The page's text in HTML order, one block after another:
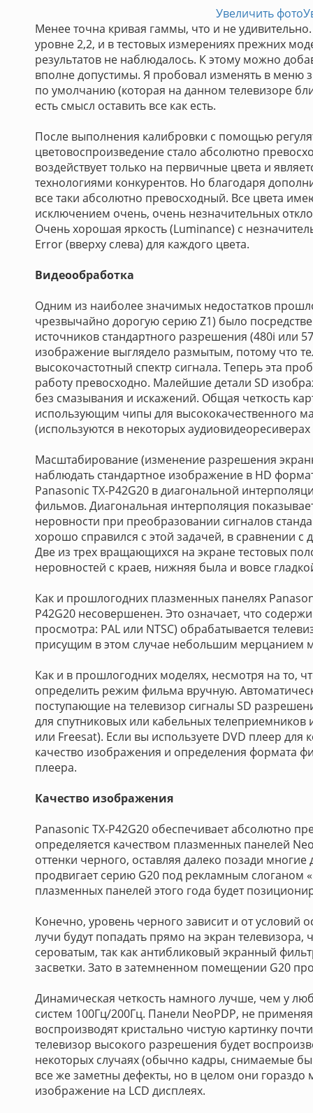
Увеличить фото
Менее точна кривая гаммы, что и не
уровне 2,2, и в тестовых измерениях прежних
результатов не наблюдалось. К этому можно
вполне допустимы. Я пробовал изменять в меню
по умолчанию (которая на данном телевизоре
есть смысл оставить все как есть.
После выполнения калибровки с помощью
цветовоспроизведение стало абсолютно
воздействует только на первичные цвета и
технологиями конкурентов. Но благодаря
все таки абсолютно превосходный. Все цвета
исключением очень, очень незначительных
Очень хорошая яркость (Luminance) с
Error (вверху слева) для каждого цвета.
Видеообработка
Одним из наиболее значимых недостатков
чрезвычайно дорогую серию Z1) было
источников стандартного разрешения (480i или
изображение выглядело размытым, потому что
высокочастотный спектр сигнала. Теперь эта
работу превосходно. Малейшие детали SD
без смазывания и искажений. Общая четкость
использующим чипы для высококачественного
(используются в некоторых
Масштабирование (изменение разрешения
наблюдать стандартное изображение в HD
Panasonic TX-P42G20 в диагональной
фильмов. Диагональная интерполяция
неровности при преобразовании сигналов
хорошо справился с этой задачей, в сравнении
Две из трех вращающихся на экране тестовых
неровностей с краев, нижняя была и вовсе
Как и прошлогодних плазменных панелях
P42G20 несовершенен. Это означает, что
просмотра: PAL или NTSC) обрабатывается
присущим в этом случае небольшим мерцанием
Как и в прошлогодних моделях, несмотря на то,
определить режим фильма вручную.
поступающие на телевизор сигналы SD
для спутниковых или кабельных телеприемников
или Freesat). Если вы используете DVD плеер
качество изображения и определения формата
плеера.
Качество изображения
Panasonic TX-P42G20 обеспечивает абсолютно
определяется качеством плазменных панелей
оттенки черного, оставляя далеко позади
продвигает серию G20 под рекламным слоганом
плазменных панелей этого года будет
Конечно, уровень черного зависит и от
лучи будут попадать прямо на экран телевизора,
сероватым, так как антибликовый экранный
засветки. Зато в затемненном помещении G20
Динамическая четкость намного лучше, чем у
систем 100Гц/200Гц. Панели NeoPDP, не
воспроизводят кристально чистую картинку
телевизор высокого разрешения будет
некоторых случаях (обычно кадры, снимаемые
все же заметны дефекты, но в целом они
изображение на LCD дисплеях.